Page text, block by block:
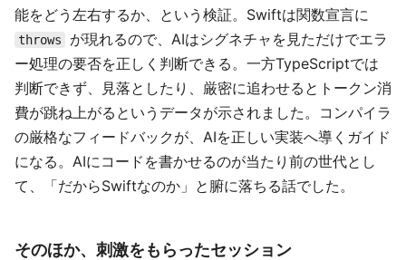
能をどう左右するか、という検証。Swiftは関数宣言に
throws
が現れるので、AIはシグネチャを見ただけでエラ
ー処理の要否を正しく判断できる。一方TypeScriptでは
判断できず、見落としたり、厳密に追わせるとトークン消
費が跳ね上がるというデータが示されました。コンパイラ
の厳格なフィードバックが、AIを正しい実装へ導くガイド
になる。AIにコードを書かせるのが当たり前の世代とし
て、「だからSwiftなのか」と腑に落ちる話でした。
そのほか、刺激をもらったセッション